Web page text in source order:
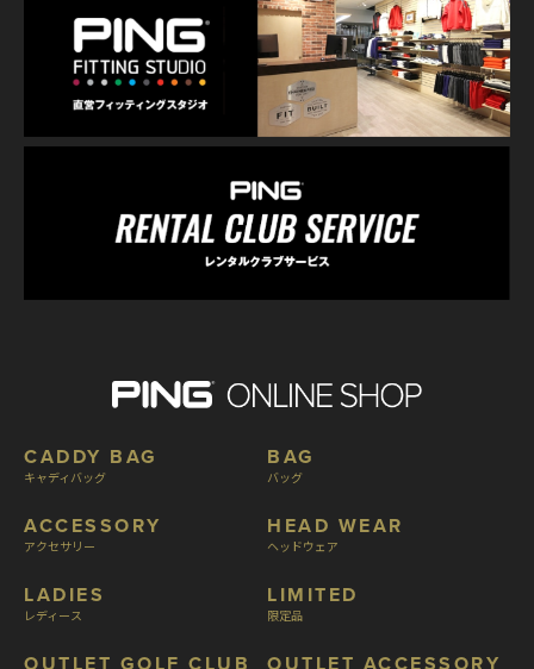
CADDY BAG
キャディバッグ
ACCESSORY
アクセサリー
LADIES
レディース
OUTLET GOLF CLUB
BAG
バッグ
HEAD WEAR
ヘッドウェア
LIMITED
限定品
OUTLET ACCESSORY